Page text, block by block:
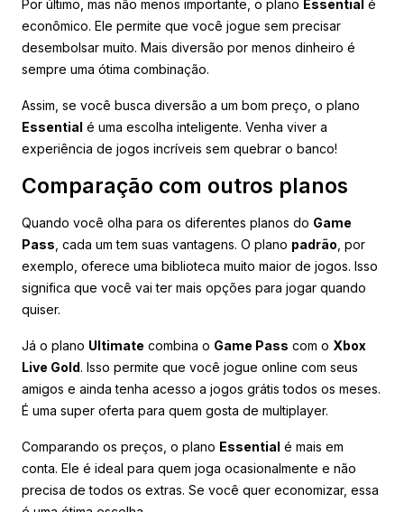
Por último, mas não menos importante, o plano Essential é
econômico. Ele permite que você jogue sem precisar
desembolsar muito. Mais diversão por menos dinheiro é
sempre uma ótima combinação.
Assim, se você busca diversão a um bom preço, o plano
Essential é uma escolha inteligente. Venha viver a
experiência de jogos incríveis sem quebrar o banco!
Comparação com outros planos
Quando você olha para os diferentes planos do Game
Pass , cada um tem suas vantagens. O plano padrão , por
exemplo, oferece uma biblioteca muito maior de jogos. Isso
significa que você vai ter mais opções para jogar quando
quiser.
Já o plano Ultimate combina o Game Pass com o Xbox
Live Gold. Isso permite que você jogue online com seus
amigos e ainda tenha acesso a jogos grátis todos os meses.
É uma super oferta para quem gosta de multiplayer.
Comparando os preços, o plano Essential é mais em
conta. Ele é ideal para quem joga ocasionalmente e não
precisa de todos os extras. Se você quer economizar, essa